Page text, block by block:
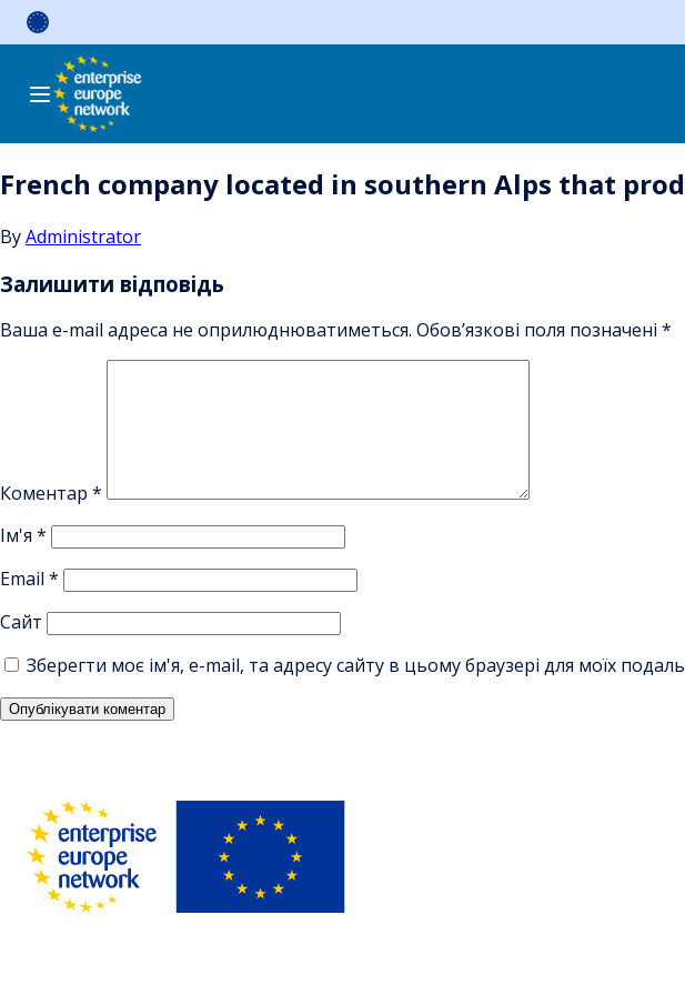
Skip
French company located in southern Alps that
ByAdministrator
Залишити відповідь
Ваша e-mail адреса не оприлюднюватиметься. Обов’язкові поля позначені *
Коментар *
Ім'я *
Email *
Сайт
Зберегти моє ім'я, e-mail, та адресу сайту в цьому браузері для моїх